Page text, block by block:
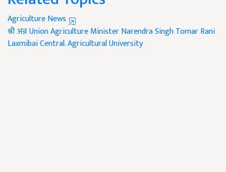
Agriculture News
श्री अन्नUnion Agriculture Minister Narendra Singh TomarRani
Laxmibai Central.Agricultural University